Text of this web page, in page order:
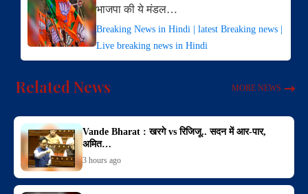
भाजपा की ये मंडल…
Breaking News in Hindi | latest Breaking news |
Live breaking news in Hindi
Related News MORE NEWS
Vande Bharat : खरगे vs रिजिजू.. सदन में आर-पार,
अमित…
3 hours ago